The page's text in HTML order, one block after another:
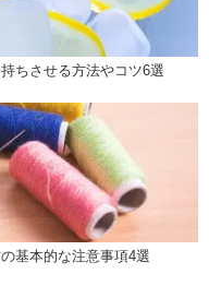
ちさせる方法やコツ6選
基本的な注意事項4選